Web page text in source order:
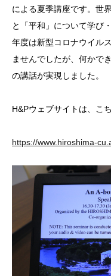
による夏季講座です。世
と「平和」について学び
年度は新型コロナウイル
ませんでしたが、何かで
の講話が実現しました。
H&Pウェブサイトは、こ
https://www.hiroshima-